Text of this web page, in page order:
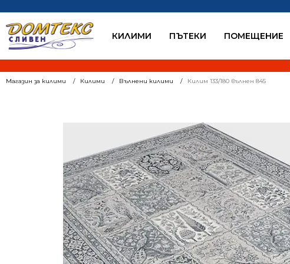
КИЛИМИ ПЪТЕКИ ПОМЕЩЕНИЕ
Магазин за килими Килими Вълнени килими Килим 133/180 вълнен 845